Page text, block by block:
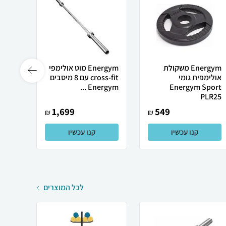
Energym משקולת
אולימפית גומי
Energym Sport
PLR25
549
₪
קנו עכשיו
Energym מוט אולימפי
cross-fit עם 8 מיסבים
Energym ...
1,699
₪
קנו עכשיו
לכל המוצרים